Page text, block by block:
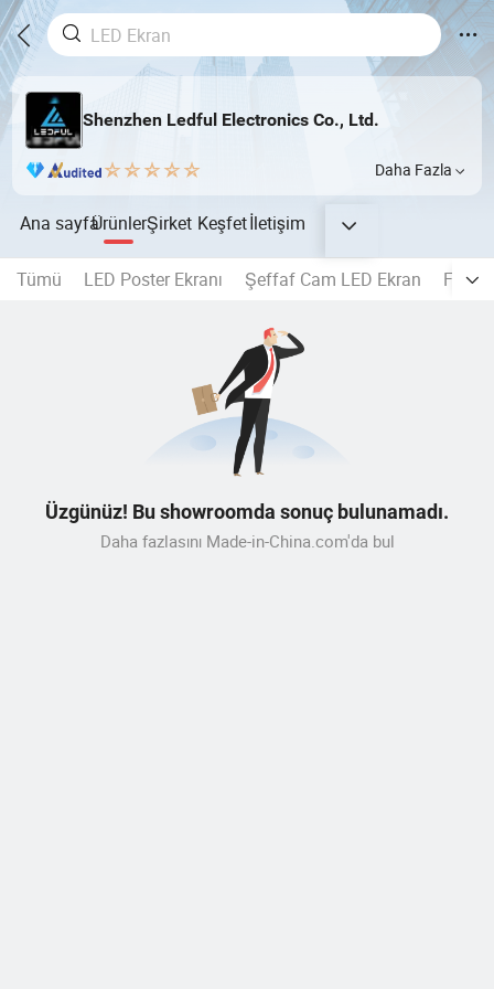
Shenzhen Ledful Electronics Co., Ltd.
Daha Fazla
Ana sayfaÜrünlerŞirket Keşfetİletişim
Tümü LED Poster Ekranı Şeffaf Cam LED Ekran Flex
Üzgünüz! Bu showroomda sonuç bulunamadı.
Daha fazlasını Made-in-China.com'da bul